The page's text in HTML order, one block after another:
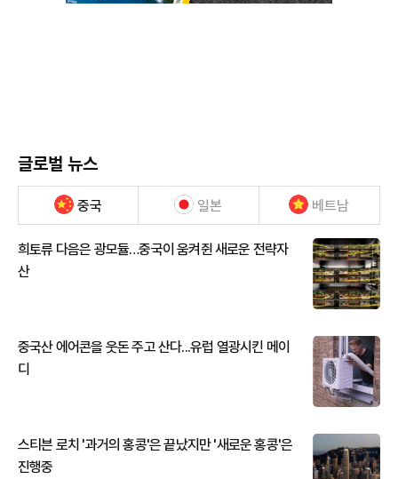
글로벌 뉴스
중국 일본 베트남
희토류 다음은 광모듈…중국이 움켜쥔 새로운 전략자
산
중국산 에어콘을 웃돈 주고 산다...유럽 열광시킨 메이
디
스티븐 로치 '과거의 홍콩'은 끝났지만 '새로운 홍콩'은
진행중